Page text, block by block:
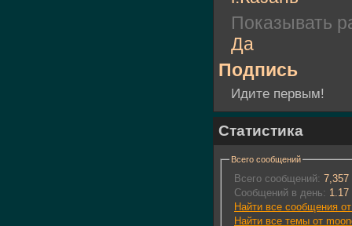
Показывать
Да
Подпись
Идите первым!
Статистика
Всего сообщений
Всего сообщений: 7,357
Сообщений в день: 1.17
Найти все сообщения
Найти все темы от